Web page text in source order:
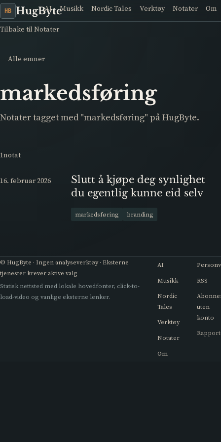
HB HugByte
AI Musikk Nordic Tales Verktøy Notater Om
Tilbake til Notater
Alle emner
markedsføring
Notater tagget med "markedsføring" på HugByte.
1notat
16. februar 2026
Slutt å kjøpe deg synlighet
du egentlig kunne eid selv
markedsføring branding
© HugByte · Ingen analyseverktøy · Eksterne
tjenester krever aktive valg
Statisk nettsted med lokale hovedfonter, click-to-
load-video og vanlige eksterne lenker.
AI
Musikk
Nordic
Tales
Verktøy
Notater
Om
RSS
uten
konto